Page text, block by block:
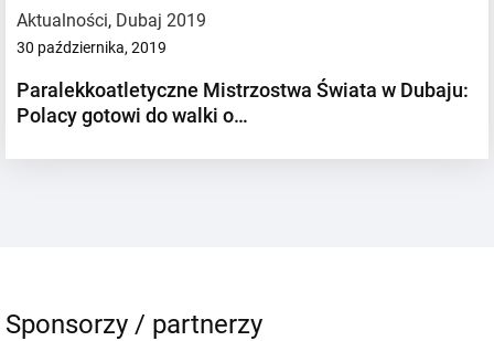
Aktualności, Dubaj 2019
30 października, 2019
Paralekkoatletyczne Mistrzostwa Świata w Dubaju:
Polacy gotowi do walki o…
Sponsorzy / partnerzy